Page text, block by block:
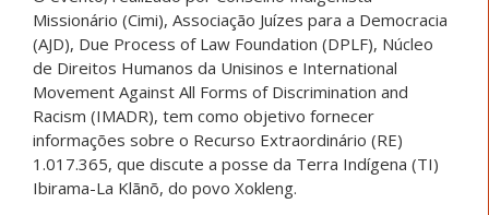
Missionário (Cimi), Associação Juízes para a Democracia
(AJD), Due Process of Law Foundation (DPLF), Núcleo
de Direitos Humanos da Unisinos e International
Movement Against All Forms of Discrimination and
Racism (IMADR), tem como objetivo fornecer
informações sobre o Recurso Extraordinário (RE)
1.017.365, que discute a posse da Terra Indígena (TI)
Ibirama-La Klãnõ, do povo Xokleng.